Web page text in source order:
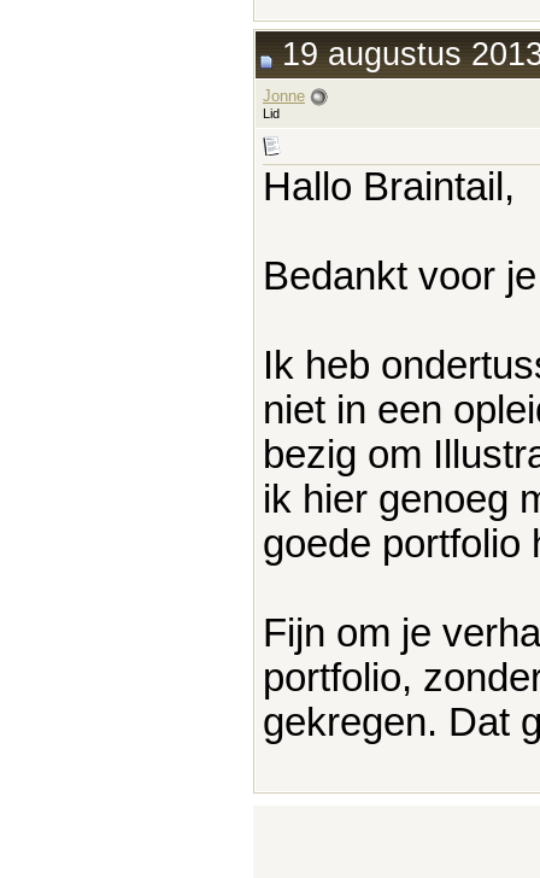
19 augustus
Jonne
Lid
Hallo Braintail,
Bedankt voor
Ik heb
niet in een
bezig om
ik hier genoeg
goede portfolio
Fijn om je
portfolio,
gekregen. Dat